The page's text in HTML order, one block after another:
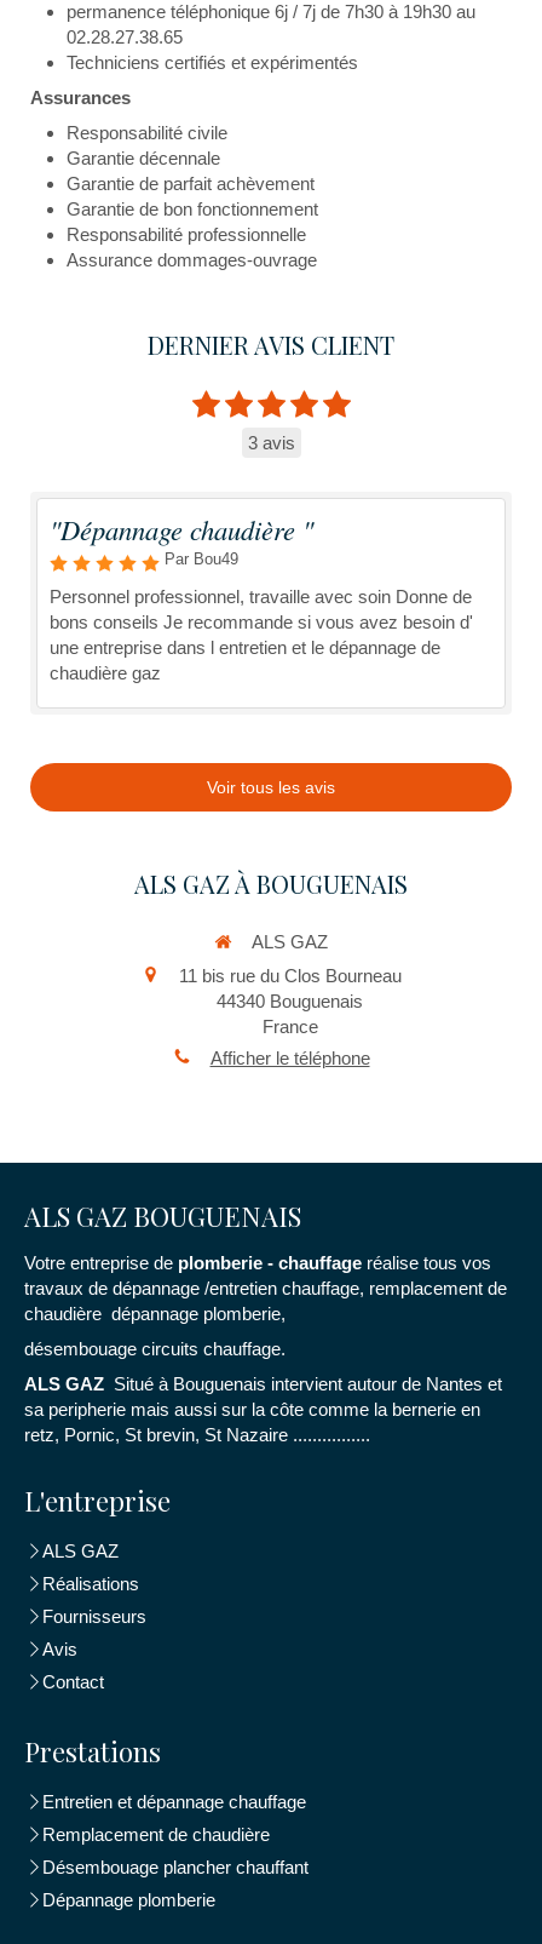
permanence téléphonique 6j / 7j de 7h30 à 19h30 au
02.28.27.38.65
Techniciens certifiés et expérimentés
Assurances
Responsabilité civile
Garantie décennale
Garantie de parfait achèvement
Garantie de bon fonctionnement
Responsabilité professionnelle
Assurance dommages-ouvrage
DERNIER AVIS CLIENT
3 avis
"Dépannage chaudière "
Par Bou49
Personnel professionnel, travaille avec soin Donne de
bons conseils Je recommande si vous avez besoin d'
une entreprise dans l entretien et le dépannage de
chaudière gaz
Voir tous les avis
ALS GAZ À BOUGUENAIS
ALS GAZ
11 bis rue du Clos Bourneau
44340 Bouguenais
France
Afficher le téléphone
ALS GAZ BOUGUENAIS
Votre entreprise de plomberie - chauffage réalise tous vos
travaux de dépannage /entretien chauffage, remplacement de
chaudière dépannage plomberie,
désembouage circuits chauffage.
ALS GAZ Situé à Bouguenais intervient autour de Nantes et
sa peripherie mais aussi sur la côte comme la bernerie en
retz, Pornic, St brevin, St Nazaire ................
L'entreprise
ALS GAZ
Réalisations
Fournisseurs
Avis
Contact
Prestations
Entretien et dépannage chauffage
Remplacement de chaudière
Désembouage plancher chauffant
Dépannage plomberie